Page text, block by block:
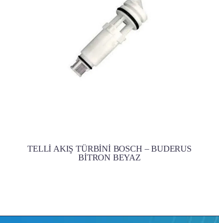
TELLİ AKIŞ TÜRBİNİ BOSCH – BUDERUS
BİTRON BEYAZ